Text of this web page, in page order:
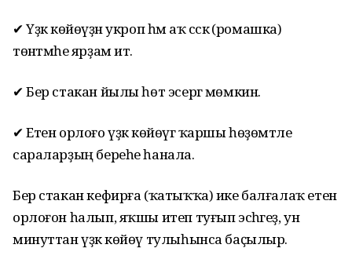
✔ Үҙәк көйөүҙән укроп һәм аҡ сәскә (ромашка)
төнәтмәһе ярҙам итә.
✔ Бер стакан йылы һөт эсергә мөмкин.
✔ Етен орлоғо үҙәк көйөүгә ҡаршы һөҙөмтәле
сараларҙың береһе һанала.
Бер стакан кефирға (ҡатыҡҡа) ике балғалаҡ етен
орлоғон һалып, яҡшы итеп туғып эсһәгеҙ, ун
минуттан үҙәк көйөү тулыһынса баҫылыр.